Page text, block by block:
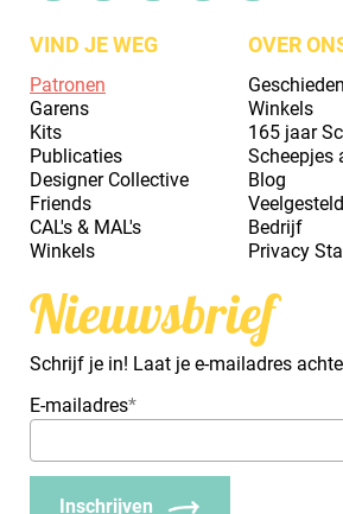
VIND JE WEG
Patronen
Garens
Kits
Publicaties
Designer Collective
Friends
CAL's & MAL's
Winkels
OVER
Winkels
165 jaar
Scheepjes
Blog
Bedrijf
Privacy
Nieuwsbrief
Schrijf je in! Laat je e-mailadres
E-mailadres*
Inschrijven